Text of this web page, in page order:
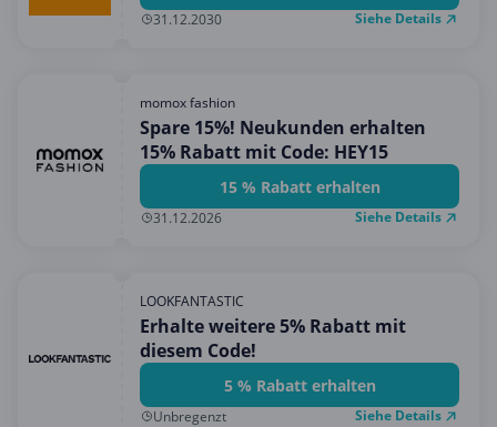
31.12.2030 Siehe Details
momox fashion
Spare 15%! Neukunden erhalten
15% Rabatt mit Code: HEY15
15 % Rabatt erhalten
31.12.2026 Siehe Details
LOOKFANTASTIC
Erhalte weitere 5% Rabatt mit
diesem Code!
5 % Rabatt erhalten
Unbregenzt Siehe Details